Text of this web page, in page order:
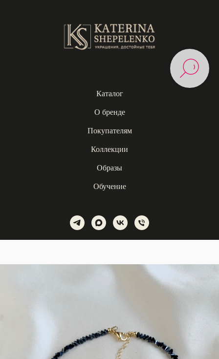
Каталог
О бренде
Покупателям
Коллекции
Образы
Обучение